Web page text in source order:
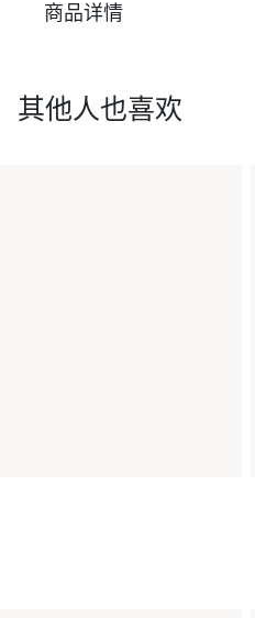
商品详情
其他人也喜欢